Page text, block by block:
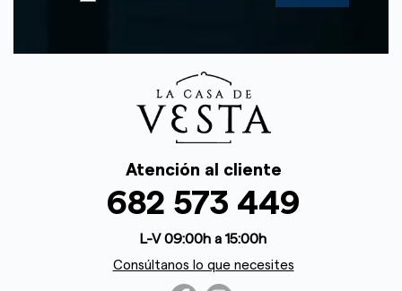
Atención al cliente
682 573 449
L-V 09:00h a 15:00h
Consúltanos lo que necesites